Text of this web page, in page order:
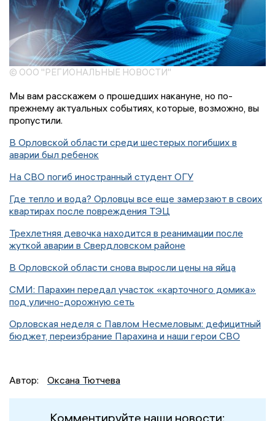
© ООО "РЕГИОНАЛЬНЫЕ НОВОСТИ"
Мы вам расскажем о прошедших накануне, но по-
прежнему актуальных событиях, которые, возможно, вы
пропустили.
В Орловской области среди шестерых погибших в
аварии был ребенок
На СВО погиб иностранный студент ОГУ
Где тепло и вода? Орловцы все еще замерзают в своих
квартирах после повреждения ТЭЦ
Трехлетняя девочка находится в реанимации после
жуткой аварии в Свердловском районе
В Орловской области снова выросли цены на яйца
СМИ: Парахин передал участок «карточного домика»
под улично-дорожную сеть
Орловская неделя с Павлом Несмеловым: дефицитный
бюджет, переизбрание Парахина и наши герои СВО
Автор: Оксана Тютчева
Комментируйте наши новости: